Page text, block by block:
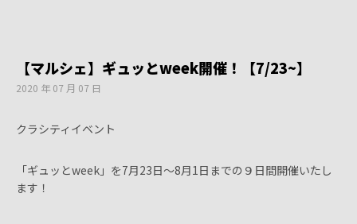
【マルシェ】ギュッとweek開催！【7/23~】
2020 年 07 月 07 日
クラシティイベント
「ギュッとweek」を7月23日〜8月1日までの９日間開催いたし
ます！